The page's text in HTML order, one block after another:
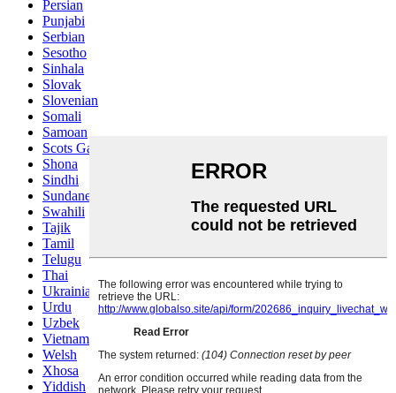
Persian
Punjabi
Serbian
Sesotho
Sinhala
Slovak
Slovenian
Somali
Samoan
Scots Gaelic
Shona
Sindhi
Sundanese
Swahili
Tajik
Tamil
Telugu
Thai
Ukrainian
Urdu
Uzbek
Vietnamese
Welsh
Xhosa
Yiddish